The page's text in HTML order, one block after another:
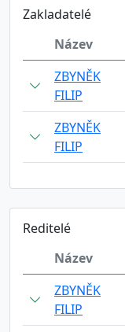
Zakladatelé
Název
ZBYNĚK
FILIP
ZBYNĚK
FILIP
Reditelé
Název
ZBYNĚK
FILIP